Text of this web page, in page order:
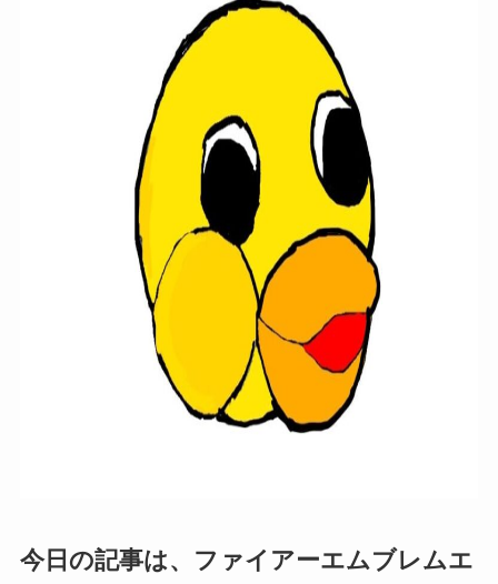
今日の記事は、ファイアーエムブレムエ